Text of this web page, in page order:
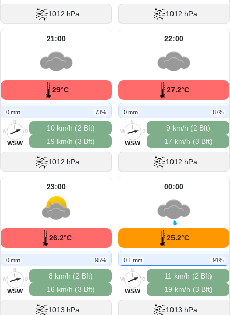
1012 hPa 1012 hPa
21:00
29°C
0 mm 73%
N
O
S
W
WSW
10 km/h (2 Bft)
19 km/h (3 Bft)
1012 hPa
22:00
27.2°C
0 mm 87%
N
O
S
W
WSW
9 km/h (2 Bft)
17 km/h (3 Bft)
1012 hPa
23:00
26.2°C
0 mm 95%
N
O
S
W
WSW
8 km/h (2 Bft)
16 km/h (3 Bft)
1013 hPa
00:00
25.2°C
0.1 mm 91%
N
O
S
W
WSW
11 km/h (2 Bft)
19 km/h (3 Bft)
1013 hPa